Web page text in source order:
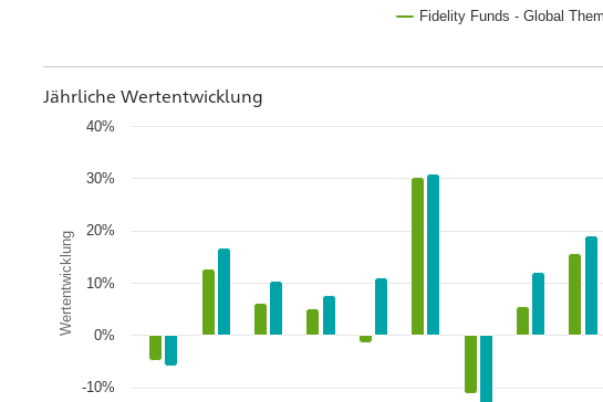
Fidelity Funds - Global
Jährliche Wertentwicklung
Wertentwicklung
-10%
0%
10%
20%
30%
40%